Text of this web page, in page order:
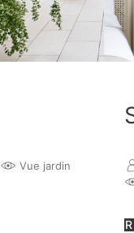
Vue jardin